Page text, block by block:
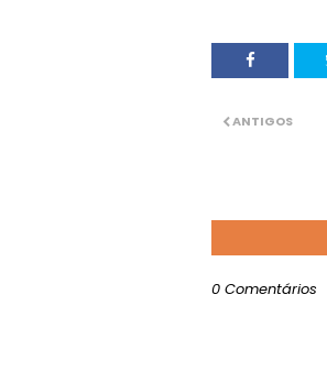
ANTIGOS
0 Comentários